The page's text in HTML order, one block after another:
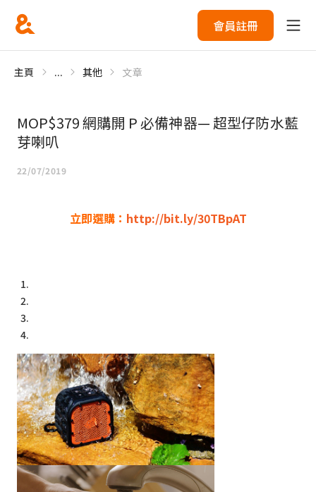
會員註冊
主頁 ... 其他 文章
MOP$379 網購開 P 必備神器— 超型仔防水藍
芽喇叭
22/07/2019
立即選購： http://bit.ly/30TBpAT